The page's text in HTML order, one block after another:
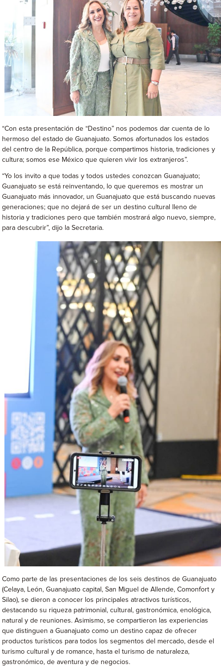
“Con esta presentación de “Destino” nos podemos dar cuenta de lo
hermoso del estado de Guanajuato. Somos afortunados los estados
del centro de la República, porque compartimos historia, tradiciones y
cultura; somos ese México que quieren vivir los extranjeros”.
“Yo los invito a que todas y todos ustedes conozcan Guanajuato;
Guanajuato se está reinventando, lo que queremos es mostrar un
Guanajuato más innovador, un Guanajuato que está buscando nuevas
generaciones; que no dejará de ser un destino cultural lleno de
historia y tradiciones pero que también mostrará algo nuevo, siempre,
para descubrir”, dijo la Secretaria.
Como parte de las presentaciones de los seis destinos de Guanajuato
(Celaya, León, Guanajuato capital, San Miguel de Allende, Comonfort y
Silao), se dieron a conocer los principales atractivos turísticos,
destacando su riqueza patrimonial, cultural, gastronómica, enológica,
natural y de reuniones. Asimismo, se compartieron las experiencias
que distinguen a Guanajuato como un destino capaz de ofrecer
productos turísticos para todos los segmentos del mercado, desde el
turismo cultural y de romance, hasta el turismo de naturaleza,
gastronómico, de aventura y de negocios.